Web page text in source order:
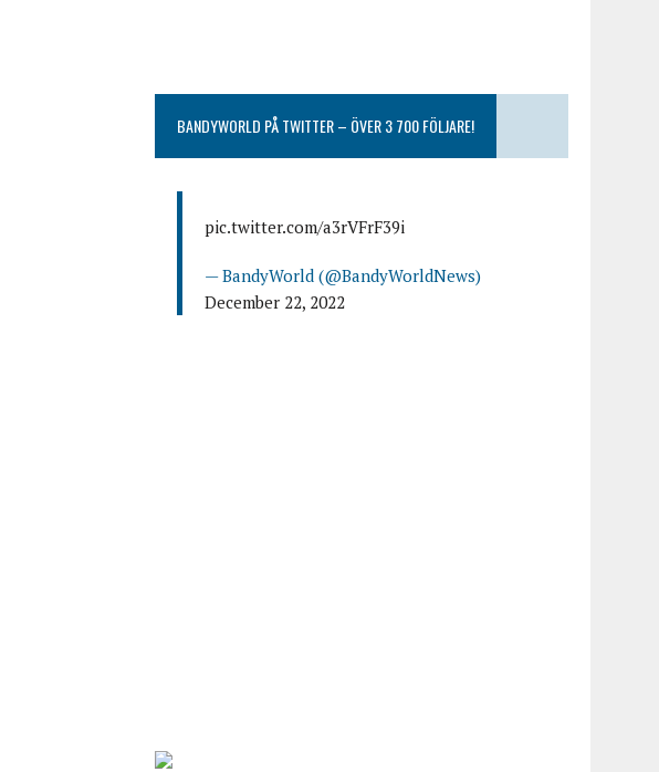
BANDYWORLD PÅ TWITTER – ÖVER 3 700 FÖLJARE!
pic.twitter.com/a3rVFrF39i
— BandyWorld (@BandyWorldNews)
December 22, 2022